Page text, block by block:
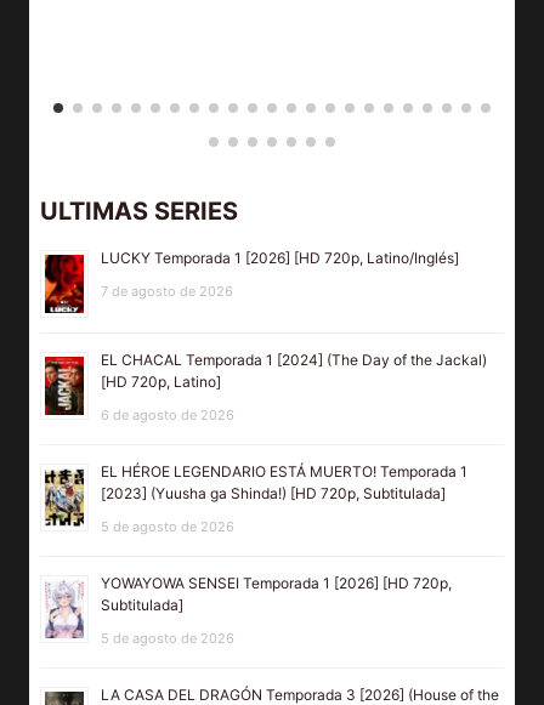
ULTIMAS SERIES
LUCKY Temporada 1 [2026] [HD 720p, Latino/Inglés]
7 de agosto de 2026
EL CHACAL Temporada 1 [2024] (The Day of the Jackal)
[HD 720p, Latino]
6 de agosto de 2026
EL HÉROE LEGENDARIO ESTÁ MUERTO! Temporada 1
[2023] (Yuusha ga Shinda!) [HD 720p, Subtitulada]
5 de agosto de 2026
YOWAYOWA SENSEI Temporada 1 [2026] [HD 720p,
Subtitulada]
5 de agosto de 2026
LA CASA DEL DRAGÓN Temporada 3 [2026] (House of the